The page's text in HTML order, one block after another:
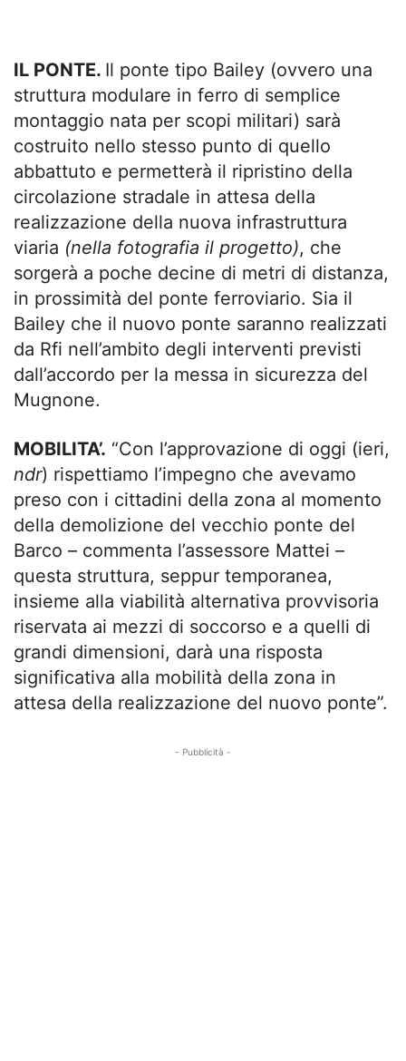
IL PONTE. Il ponte tipo Bailey (ovvero una
struttura modulare in ferro di semplice
montaggio nata per scopi militari) sarà
costruito nello stesso punto di quello
abbattuto e permetterà il ripristino della
circolazione stradale in attesa della
realizzazione della nuova infrastruttura
viaria (nella fotografia il progetto), che
sorgerà a poche decine di metri di distanza,
in prossimità del ponte ferroviario. Sia il
Bailey che il nuovo ponte saranno realizzati
da Rfi nell’ambito degli interventi previsti
dall’accordo per la messa in sicurezza del
Mugnone.
MOBILITA’. “Con l’approvazione di oggi (ieri,
ndr) rispettiamo l’impegno che avevamo
preso con i cittadini della zona al momento
della demolizione del vecchio ponte del
Barco – commenta l’assessore Mattei –
questa struttura, seppur temporanea,
insieme alla viabilità alternativa provvisoria
riservata ai mezzi di soccorso e a quelli di
grandi dimensioni, darà una risposta
significativa alla mobilità della zona in
attesa della realizzazione del nuovo ponte”.
- Pubblicità -